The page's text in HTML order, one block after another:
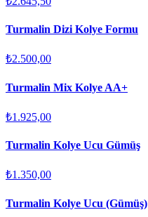
Turmalin Dizi Kolye Formu
₺2.500,00
Turmalin Mix Kolye AA+
₺1.925,00
Turmalin Kolye Ucu Gümüş
₺1.350,00
Turmalin Kolye Ucu (Gümüş)